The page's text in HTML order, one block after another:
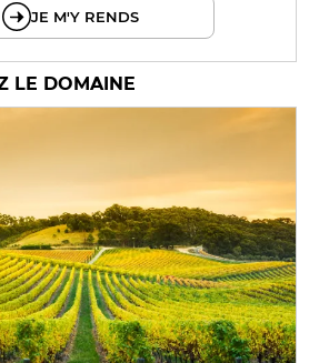
JE M'Y RENDS
LE DOMAINE